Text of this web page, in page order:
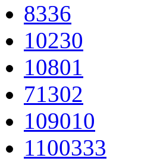
8336
10230
10801
71302
109010
1100333